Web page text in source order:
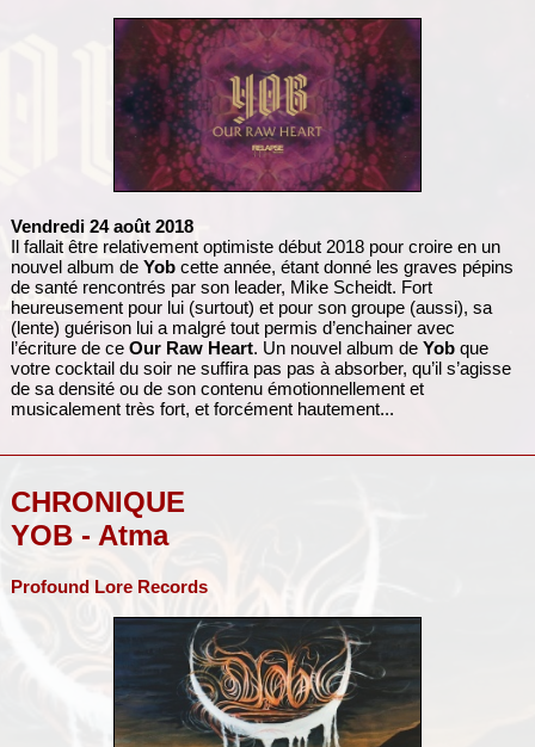
Vendredi 24 août 2018
Il fallait être relativement optimiste début 2018 pour croire en un
nouvel album de Yobcette année, étant donné les graves pépins
de santé rencontrés par son leader, Mike Scheidt. Fort
heureusement pour lui (surtout) et pour son groupe (aussi), sa
(lente) guérison lui a malgré tout permis d’enchainer avec
l’écriture de ce Our Raw Heart. Un nouvel album de Yobque
votre cocktail du soir ne suffira pas pas à absorber, qu’il s’agisse
de sa densité ou de son contenu émotionnellement et
musicalement très fort, et forcément hautement...
CHRONIQUE
YOB - Atma
Profound Lore Records